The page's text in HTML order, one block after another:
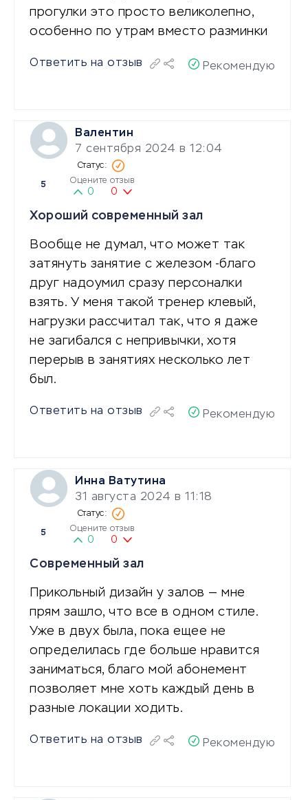
прогулки это просто великолепно,
особенно по утрам вместо разминки
Ответить на отзыв Рекомендую
Валентин
7 сентября 2024 в 12:04
5 Оцените отзыв
0 0
Хороший современный зал
Вообще не думал, что может так
затянуть занятие с железом -благо
друг надоумил сразу персоналки
взять. У меня такой тренер клевый,
нагрузки рассчитал так, что я даже
не загибался с непривычки, хотя
перерыв в занятиях несколько лет
был.
Ответить на отзыв Рекомендую
Инна Ватутина
31 августа 2024 в 11:18
5 Оцените отзыв
0 0
Современный зал
Прикольный дизайн у залов — мне
прям зашло, что все в одном стиле.
Уже в двух была, пока ещее не
определилась где больше нравится
заниматься, благо мой абонемент
позволяет мне хоть каждый день в
разные локации ходить.
Ответить на отзыв Рекомендую